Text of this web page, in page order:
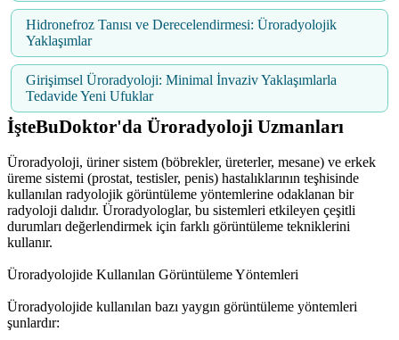
Hidronefroz Tanısı ve Derecelendirmesi: Üroradyolojik
Yaklaşımlar
Girişimsel Üroradyoloji: Minimal İnvaziv Yaklaşımlarla
Tedavide Yeni Ufuklar
İşteBuDoktor'da Üroradyoloji Uzmanları
Üroradyoloji, üriner sistem (böbrekler, üreterler, mesane) ve erkek
üreme sistemi (prostat, testisler, penis) hastalıklarının teşhisinde
kullanılan radyolojik görüntüleme yöntemlerine odaklanan bir
radyoloji dalıdır. Üroradyologlar, bu sistemleri etkileyen çeşitli
durumları değerlendirmek için farklı görüntüleme tekniklerini
kullanır.
Üroradyolojide Kullanılan Görüntüleme Yöntemleri
Üroradyolojide kullanılan bazı yaygın görüntüleme yöntemleri
şunlardır: